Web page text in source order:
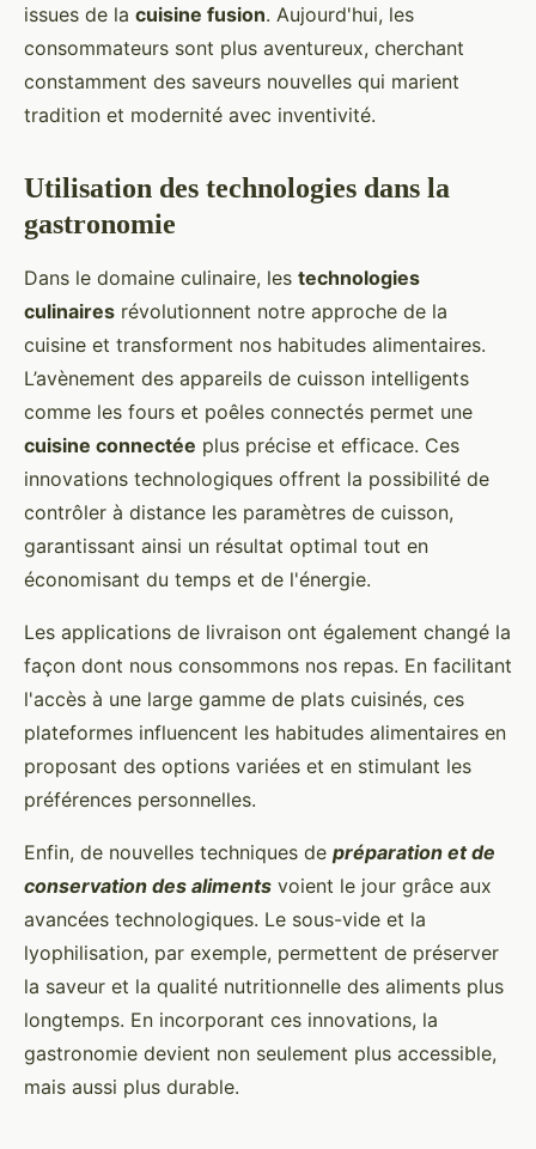
issues de la cuisine fusion. Aujourd'hui, les
consommateurs sont plus aventureux, cherchant
constamment des saveurs nouvelles qui marient
tradition et modernité avec inventivité.
Utilisation des technologies dans la
gastronomie
Dans le domaine culinaire, les technologies
culinaires révolutionnent notre approche de la
cuisine et transforment nos habitudes alimentaires.
L’avènement des appareils de cuisson intelligents
comme les fours et poêles connectés permet une
cuisine connectée plus précise et efficace. Ces
innovations technologiques offrent la possibilité de
contrôler à distance les paramètres de cuisson,
garantissant ainsi un résultat optimal tout en
économisant du temps et de l'énergie.
Les applications de livraison ont également changé la
façon dont nous consommons nos repas. En facilitant
l'accès à une large gamme de plats cuisinés, ces
plateformes influencent les habitudes alimentaires en
proposant des options variées et en stimulant les
préférences personnelles.
Enfin, de nouvelles techniques de préparation et de
conservation des aliments voient le jour grâce aux
avancées technologiques. Le sous-vide et la
lyophilisation, par exemple, permettent de préserver
la saveur et la qualité nutritionnelle des aliments plus
longtemps. En incorporant ces innovations, la
gastronomie devient non seulement plus accessible,
mais aussi plus durable.